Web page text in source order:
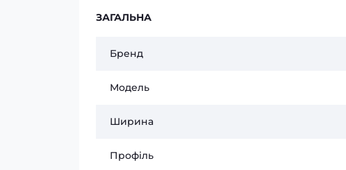
ЗАГАЛЬНА
Бренд
Модель
Ширина
Профіль